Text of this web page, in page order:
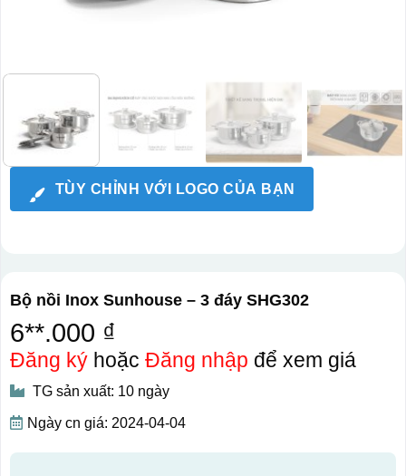
TÙY CHỈNH VỚI LOGO CỦA BẠN
Bộ nồi Inox Sunhouse – 3 đáy SHG302
6**.000 ₫
Đăng kýhoặc Đăng nhập để xem giá
TG sản xuất: 10 ngày
Ngày cn giá: 2024-04-04